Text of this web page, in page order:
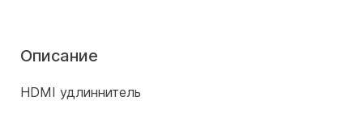
Описание
HDMI удлиннитель